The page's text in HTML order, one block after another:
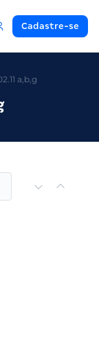
Cadastre-se
a,b,g